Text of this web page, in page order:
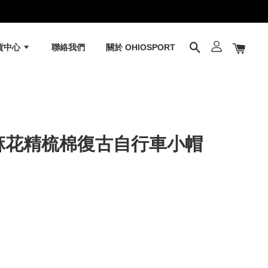
中心 聯絡我們 關於 OHIOSPORT
精梳棉復古自行車小帽